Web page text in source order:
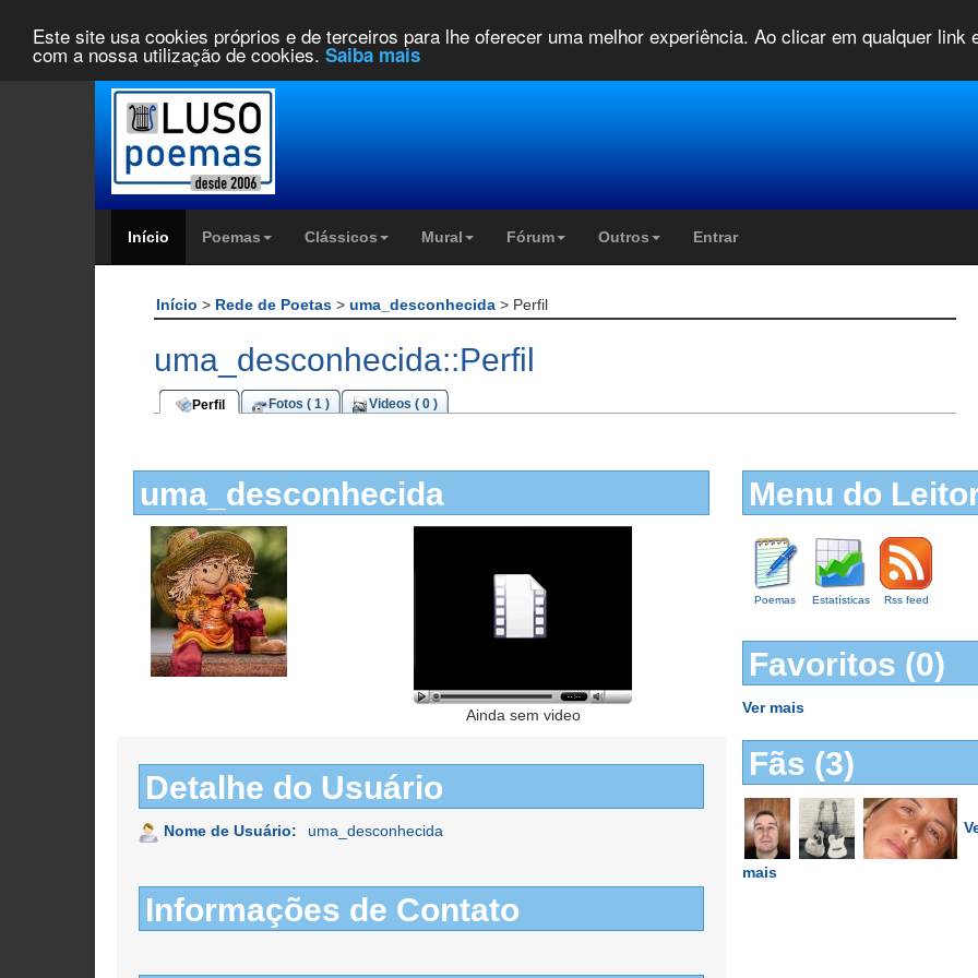
Este site usa cookies próprios e de terceiros para lhe oferecer uma melhor experiência. Ao clicar em qualquer link
com a nossa utilização de cookies. Saiba mais
Início Poemas Clássicos Mural Fórum Outros Entrar
Início > Rede de Poetas > uma_desconhecida > Perfil
uma_desconhecida::Perfil
Perfil Fotos ( 1 ) Videos ( 0 )
uma_desconhecida
Ainda sem video
Detalhe do Usuário
Nome de Usuário: uma_desconhecida
Informações de Contato
Menu do
Poemas Estatísticas Rss feed
Favoritos (0)
Ver mais
Fãs (3)
mais